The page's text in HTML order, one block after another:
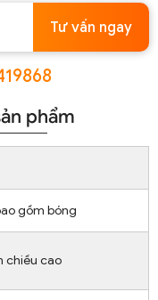
Tư vấn ngay
phẩm
gồm bóng
chiều cao